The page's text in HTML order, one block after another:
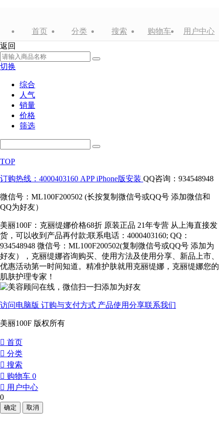
首页 分类 搜索 购物车
用户中心
返回
切换
综合
人气
销量
价格
筛选
TOP
订购热线：4000403160 APP iPhone版安装 QQ咨询：934548948
微信号：ML100F200502 (长按复制微信号或QQ号 添加微信和
QQ为好友）
美丽100F：克丽缇娜价格68折 原装正品 21年专营 从上海直接发
货，可以收到产品再付款;联系电话：4000403160; QQ：
934548948 微信号：ML100F200502(复制微信号或QQ号 添加为
好友），克丽缇娜咨询购买、使用方法及使用分享、新品上市、
优惠活动第一时间知道。精准护肤就用克丽缇娜，克丽缇娜您的
肌肤护理专家！
访问电脑版 订购与支付方式 产品使用分享联系我们
美丽100F 版权所有
󰀁 首页
󰀂 分类
󰀃 搜索
󰀄 购物车 0
󰀅 用户中心
0
确定 取消